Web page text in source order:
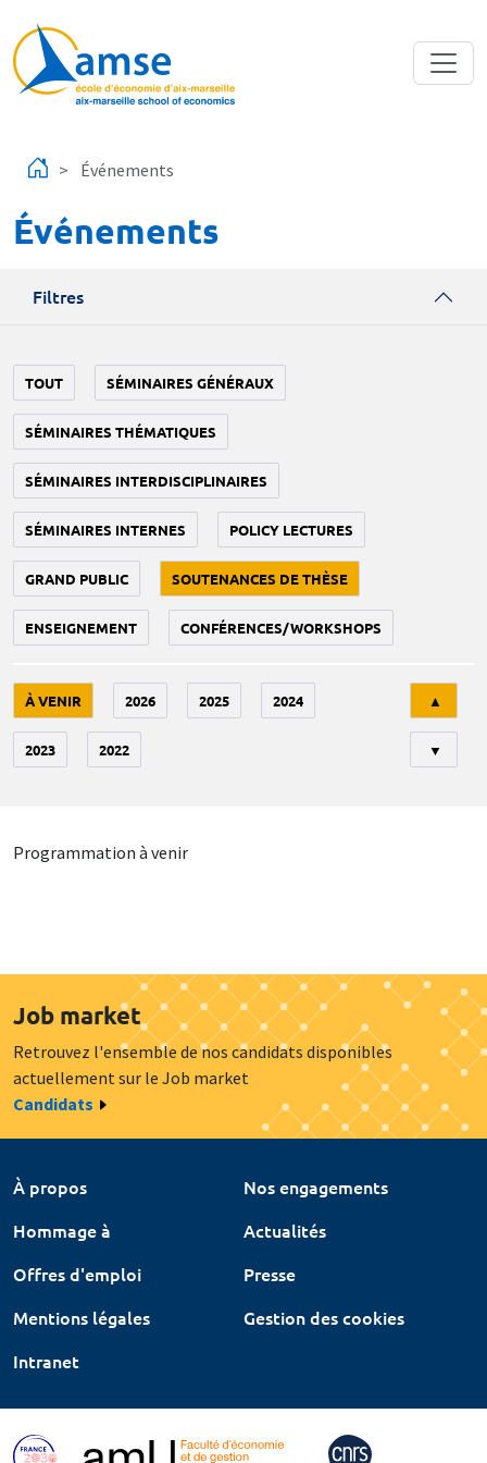
Événements
Événements
Filtres
TOUT SÉMINAIRES GÉNÉRAUX
SÉMINAIRES THÉMATIQUES
SÉMINAIRES INTERDISCIPLINAIRES
SÉMINAIRES INTERNES POLICY LECTURES
GRAND PUBLIC SOUTENANCES DE THÈSE
ENSEIGNEMENT CONFÉRENCES/WORKSHOPS
À VENIR 2026 2025 2024
2023 2022
▲
▼
Programmation à venir
Job market
Retrouvez l'ensemble de nos candidats disponibles
actuellement sur le Job market
Candidats
À propos
Nos engagements
Hommage à
Actualités
Offres d'emploi
Presse
Mentions légales
Gestion des cookies
Intranet